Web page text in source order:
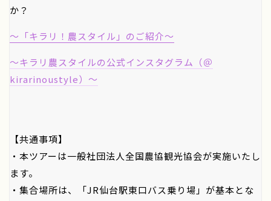
か？
～「キラリ！農スタイル」のご紹介～
～キラリ農スタイルの公式インスタグラム（＠
kirarinoustyle）～
【共通事項】
・本ツアーは一般社団法人全国農協観光協会が実施いたし
ます。
・集合場所は、「JR仙台駅東口バス乗り場」が基本とな